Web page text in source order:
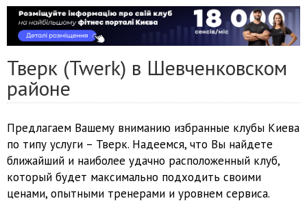
Тверк (Twerk) в Шевченковском
районе
Предлагаем Вашему вниманию избранные клубы Киева
по типу услуги – Тверк. Надеемся, что Вы найдете
ближайший и наиболее удачно расположенный клуб,
который будет максимально подходить своими
ценами, опытными тренерами и уровнем сервиса.